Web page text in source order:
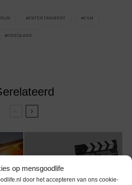
op mensgoodlife
door het accepteren van ons cookie-
ENTERTAINMENT FILM
VIDEOLAND
Filmyzilla: Dé plek
voor echte filmfans